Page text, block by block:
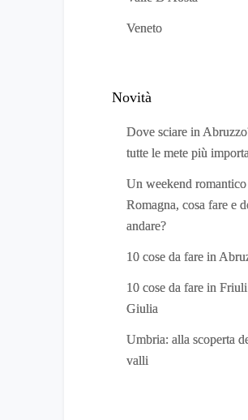
Veneto
Novità
Dove sciare in
tutte le mete più
Un weekend
Romagna, cosa fare e
andare?
10 cose da fare in
10 cose da fare in
Giulia
Umbria: alla scoperta
valli